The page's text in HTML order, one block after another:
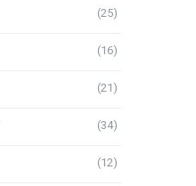
(25)
(16)
(21)
(34)
(12)